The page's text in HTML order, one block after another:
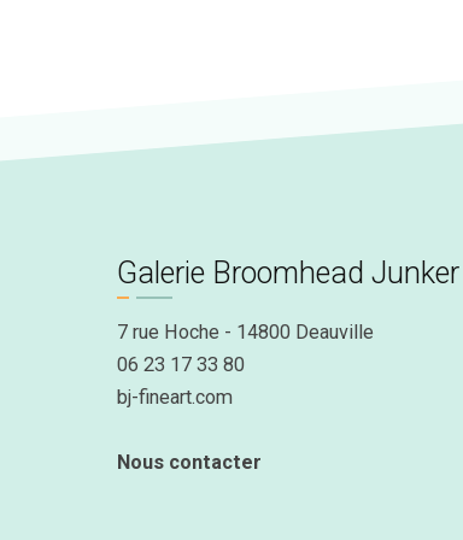
Galerie Broomhead Junker
7 rue Hoche - 14800 Deauville
06 23 17 33 80
bj-fineart.com
Nous contacter